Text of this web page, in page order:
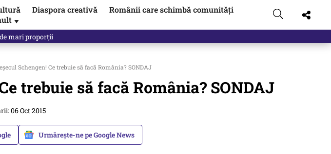
Diaspora creativă
Românii care schimbă comunități
▼
de propriul Guvern. Unde a fost…
Schengen! Ce trebuie să facă România? SONDAJ
trebuie să facă România? SONDAJ
06 Oct 2015
Urmărește-ne pe Google News